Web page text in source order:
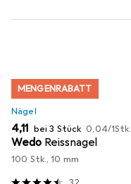
MENGENRABATT
Nägel
EUR
4,11 bei 3 Stück EUR
0,04/1Stk.
Wedo Reissnagel
100 Stk., 10 mm